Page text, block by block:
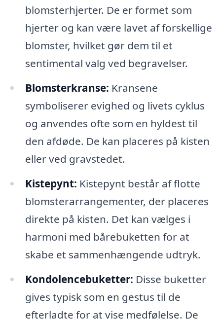
blomsterhjerter. De er formet som
hjerter og kan være lavet af forskellige
blomster, hvilket gør dem til et
sentimental valg ved begravelser.
Blomsterkranse: Kransene
symboliserer evighed og livets cyklus
og anvendes ofte som en hyldest til
den afdøde. De kan placeres på kisten
eller ved gravstedet.
Kistepynt: Kistepynt består af flotte
blomsterarrangementer, der placeres
direkte på kisten. Det kan vælges i
harmoni med bårebuketten for at
skabe et sammenhængende udtryk.
Kondolencebuketter: Disse buketter
gives typisk som en gestus til de
efterladte for at vise medfølelse. De